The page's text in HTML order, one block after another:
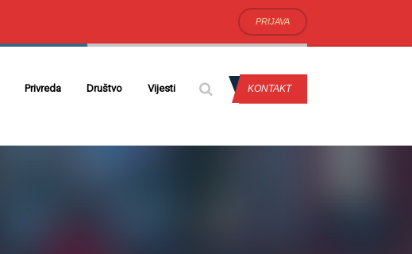
PRIJAVA
Privreda Društvo Vijesti KONTAKT